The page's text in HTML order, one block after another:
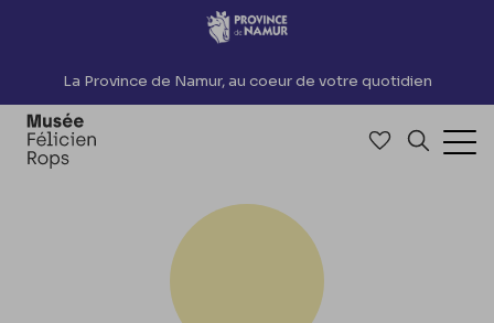
Accèder directement au contenu
La Province de Namur, au coeur de votre quotidien
Accéder à